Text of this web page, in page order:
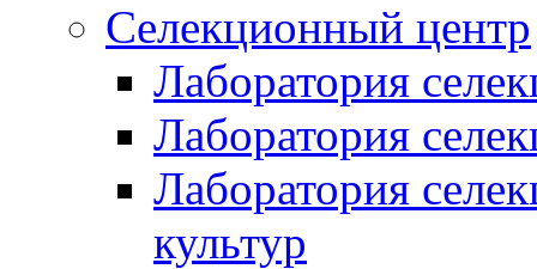
Селекционный центр
Лаборатория
Лаборатория
Лаборатория
культур